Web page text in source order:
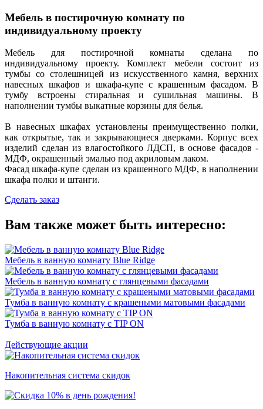
Мебель в постирочную комнату по
индивидуальному проекту
Мебель для постирочной комнаты сделана по
индивидуальному проекту. Комплект мебели состоит из
тумбы со столешницей из искусственного камня, верхних
навесных шкафов и шкафа-купе с крашенным фасадом. В
тумбу встроены стиральная и сушильная машины. В
наполнении тумбы выкатные корзины для белья.
В навесных шкафах установлены преимущественно полки,
как открытые, так и закрывающиеся дверками. Корпус всех
изделий сделан из влагостойкого ЛДСП, в основе фасадов -
МДФ, окрашенный эмалью под акриловым лаком.
Фасад шкафа-купе сделан из крашенного МДФ, в наполнении
шкафа полки и штанги.
Сделать заказ
Вам также может быть интересно:
Мебель в ванную комнату Blue Ridge
Мебель в ванную комнату с глянцевыми фасадами
Тумба в ванную комнату с крашеными матовыми фасадами
Тумба в ванную комнату с TIP ON
Действующие акции
Накопительная система скидок